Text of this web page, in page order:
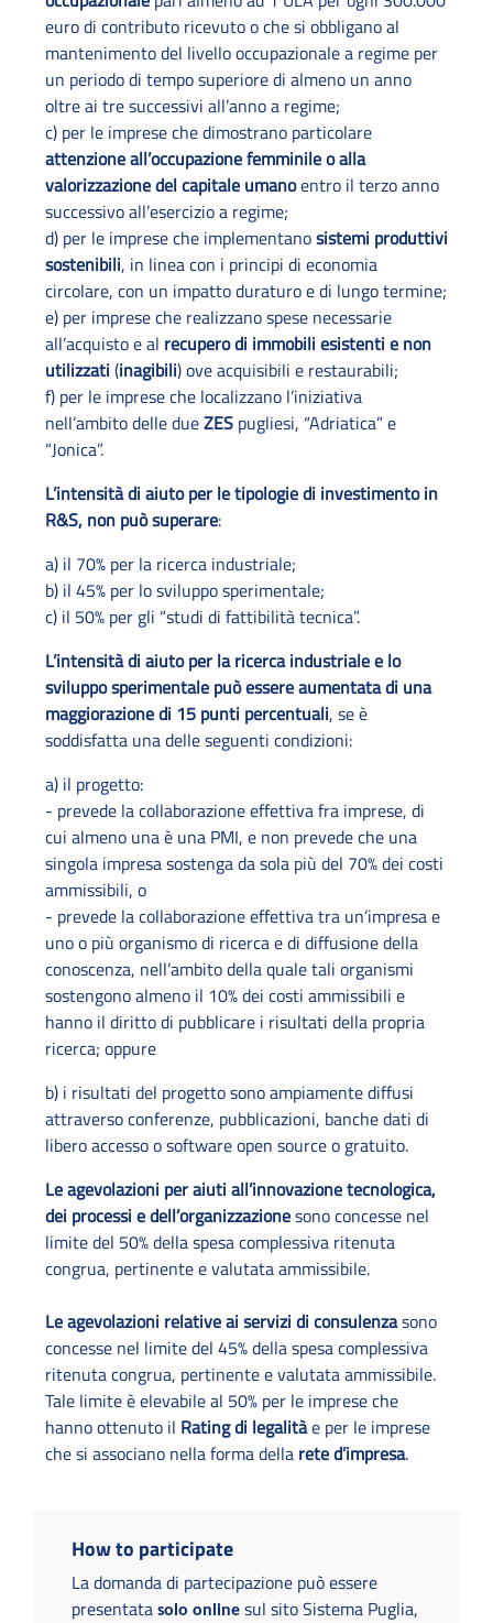
euro di contributo ricevuto o che si obbligano al
mantenimento del livello occupazionale a regime per
un periodo di tempo superiore di almeno un anno
oltre ai tre successivi all’anno a regime;
c) per le imprese che dimostrano particolare
attenzione all’occupazione femminile o alla
valorizzazione del capitale umanoentro il terzo anno
successivo all’esercizio a regime;
d) per le imprese che implementanosistemi produttivi
sostenibili, in linea con i principi di economia
circolare, con un impatto duraturo e di lungo termine;
e) per imprese che realizzano spese necessarie
all’acquisto e al recupero di immobili esistenti e non
utilizzati (inagibili) ove acquisibili e restaurabili;
f) per le imprese che localizzano l’iniziativa
nell’ambito delle dueZES pugliesi, “Adriatica” e
“Jonica”.
L’intensità di aiuto per le tipologie di investimento in
R&S, non può superare:
a) il 70% per la ricerca industriale;
b) il 45% per lo sviluppo sperimentale;
c) il 50% per gli “studi di fattibilità tecnica”.
L’intensità di aiuto per la ricerca industriale e lo
sviluppo sperimentale può essere aumentata di una
maggiorazione di 15 punti percentuali, se è
soddisfatta una delle seguenti condizioni:
a) il progetto:
- prevede la collaborazione effettiva fra imprese, di
cui almeno una è una PMI, e non prevede che una
singola impresa sostenga da sola più del 70% dei costi
ammissibili, o
- prevede la collaborazione effettiva tra un’impresa e
uno o più organismo di ricerca e di diffusione della
conoscenza, nell’ambito della quale tali organismi
sostengono almeno il 10% dei costi ammissibili e
hanno il diritto di pubblicare i risultati della propria
ricerca; oppure
b) i risultati del progetto sono ampiamente diffusi
attraverso conferenze, pubblicazioni, banche dati di
libero accesso o software open source o gratuito.
Le agevolazioni per aiuti all’innovazione tecnologica,
dei processi e dell’organizzazionesono concesse nel
limite del 50% della spesa complessiva ritenuta
congrua, pertinente e valutata ammissibile.
Le agevolazioni relative ai servizi di consulenzasono
concesse nel limite del 45% della spesa complessiva
ritenuta congrua, pertinente e valutata ammissibile.
Tale limite è elevabile al 50% per le imprese che
hanno ottenuto il Rating di legalitàe per le imprese
che si associano nella forma della rete d’impresa.
How to participate
La domanda di partecipazione può essere
presentata solo online sul sito Sistema Puglia,